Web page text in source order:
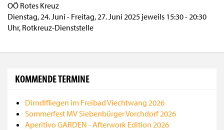
OÖ Rotes Kreuz
Dienstag, 24. Juni - Freitag, 27. Juni 2025 jeweils 15:30 - 20:30
Uhr, Rotkreuz-Dienststelle
KOMMENDE TERMINE
Dirndlfliegen im Freibad Viechtwang 2026
Sommerfest MV Siebenbürger Vorchdorf 2026
Aperitivo GARDEN - Afterwork Edition 2026